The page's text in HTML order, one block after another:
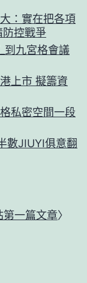
：實在把各項
防控戰爭
到九宮格會議
上市 擬籌資
私密空間一段
數JIUYI俱意翻
第一篇文章〉